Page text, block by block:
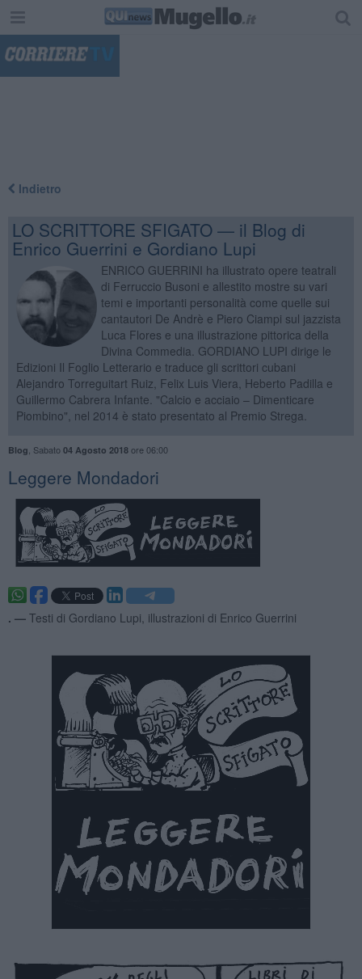
Indietro
LO SCRITTORE SFIGATO — il Blog di
Enrico Guerrini e Gordiano Lupi
ENRICO GUERRINI ha illustrato opere teatrali
di Ferruccio Busoni e allestito mostre su vari
temi e importanti personalità come quelle sui
cantautori De Andrè e Piero Ciampi sul jazzista
Luca Flores e una illustrazione pittorica della
Divina Commedia. GORDIANO LUPI dirige le
Edizioni Il Foglio Letterario e traduce gli scrittori cubani
Alejandro Torreguitart Ruiz, Felix Luis Viera, Heberto Padilla e
Guillermo Cabrera Infante. "Calcio e acciaio – Dimenticare
Piombino", nel 2014 è stato presentato al Premio Strega.
Blog Sabato 04 Agosto 2018ore 06:00
Leggere Mondadori
. — Testi di Gordiano Lupi, illustrazioni di Enrico Guerrini